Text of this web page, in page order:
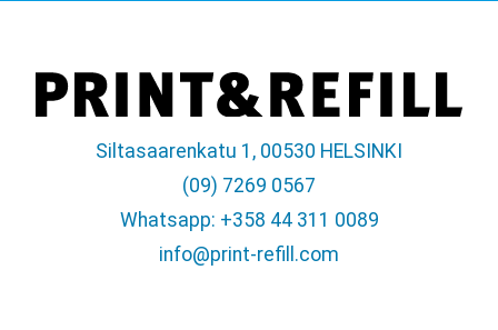
Siltasaarenkatu 1, 00530 HELSINKI
(09) 7269 0567
Whatsapp: +358 44 311 0089
info@print-refill.com